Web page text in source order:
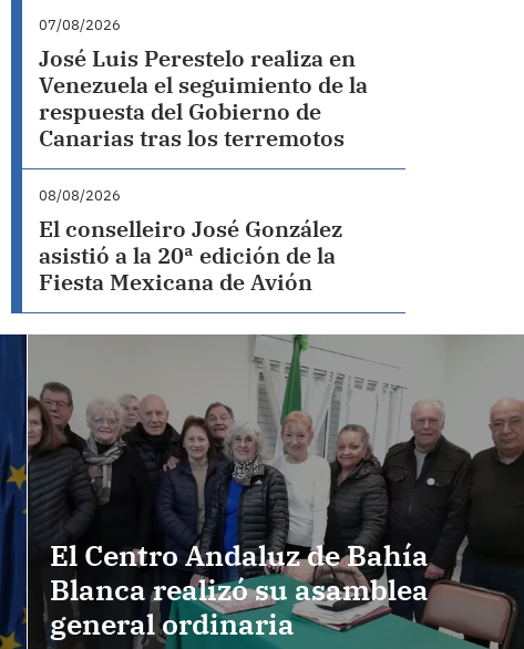
07/08/2026
José Luis Perestelo realiza en
Venezuela el seguimiento de la
respuesta del Gobierno de
Canarias tras los terremotos
08/08/2026
El conselleiro José González
asistió a la 20ª edición de la
Fiesta Mexicana de Avión
El Centro Andaluz de Bahía
Blanca realizó su asamblea
general ordinaria